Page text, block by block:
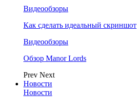
Видеообзоры
Как сделать идеальный скриншот
Видеообзоры
Обзор Manor Lords
Prev Next
Новости
Новости